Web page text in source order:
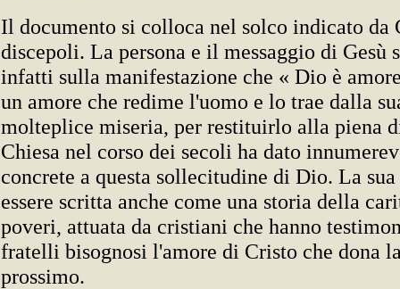
Il documento si colloca nel solco indicato da
discepoli. La persona e il messaggio di Gesù
infatti sulla manifestazione che « Dio è
un amore che redime l'uomo e lo trae dalla
molteplice miseria, per restituirlo alla piena
Chiesa nel corso dei secoli ha dato
concrete a questa sollecitudine di Dio. La
essere scritta anche come una storia della
poveri, attuata da cristiani che hanno
fratelli bisognosi l'amore di Cristo che dona
prossimo.